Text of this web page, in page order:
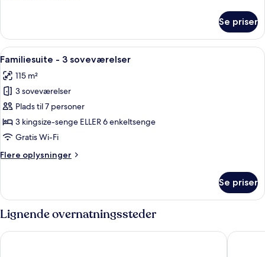
Room
Se priser
Indlæs
alle
billeder
af
Familiesuite
-
3
Familiesuite - 3 soveværelser |
4
Familiesuite - 3 soveværelser
115 m²
3 soveværelser
Plads til 7 personer
3 kingsize-senge ELLER 6 enkeltsenge
Gratis Wi-Fi
Flere oplysninger
Flere
-
soveværelser
Se priser
Lignende overnatningssteder
Hotel Splendide Royal - The Leading Hotels of the WorldNobu